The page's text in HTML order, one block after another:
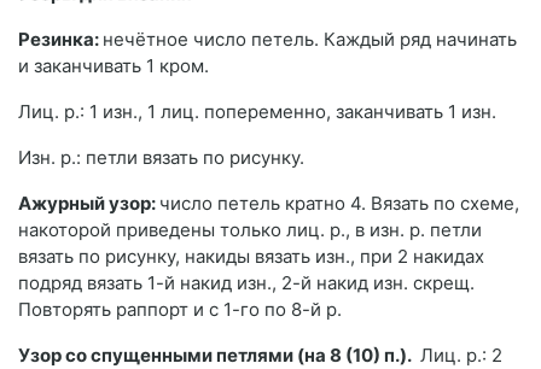
Резинка: нечётное число петель. Каждый ряд начинать
и заканчивать 1 кром.
Лиц. р.: 1 изн., 1 лиц. попеременно, заканчивать 1 изн.
Изн. р.: петли вязать по рисунку.
Ажурный узор: число петель кратно 4. Вязать по схеме,
накоторой приведены только лиц. р., в изн. р. петли
вязать по рисунку, накиды вязать изн., при 2 накидах
подряд вязать 1-й накид изн., 2-й накид изн. скрещ.
Повторять раппорт и с 1-го по 8-й р.
Узор со спущенными петлями (на 8 (10) п.). Лиц. р.: 2